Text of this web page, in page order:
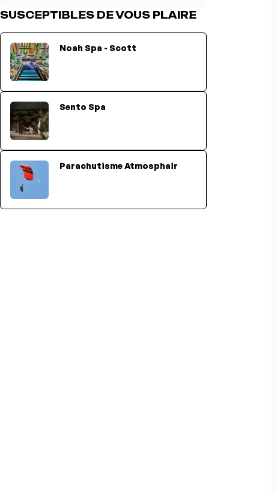
SUSCEPTIBLES DE VOUS PLAIRE
Noah Spa - Scott
Sento Spa
Parachutisme Atmosphair